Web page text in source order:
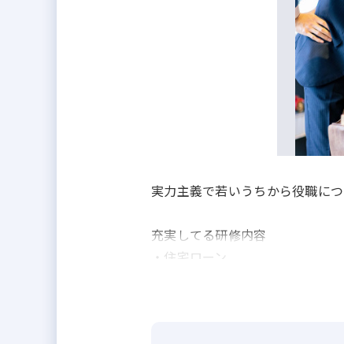
実力主義で若いうちから役職につ
充実してる研修内容
・住宅ローン